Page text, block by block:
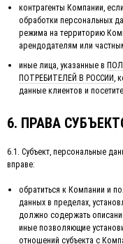
контрагенты Компании,
обработки персональных
режима на территорию
арендодателям или
иные лица, указанные в
ПОТРЕБИТЕЛЕЙ В РОССИИ ,
данные клиентов и
6. ПРАВА
6.1. Субъект, персональные
вправе:
обратиться к Компании и
данных в пределах,
должно содержать
иные позволяющие
отношений субъекта с